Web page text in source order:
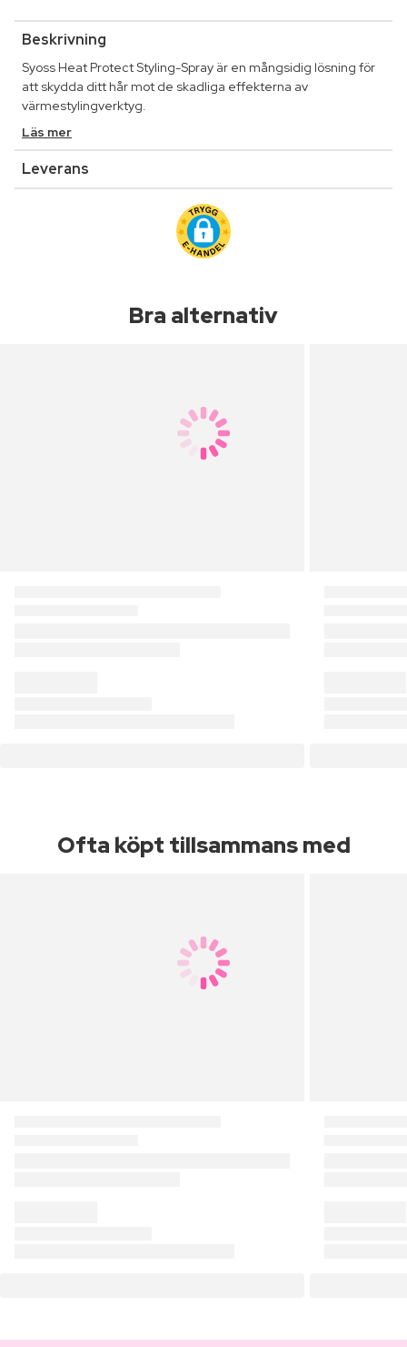
Beskrivning
Syoss Heat Protect Styling-Spray är en mångsidig lösning för
att skydda ditt hår mot de skadliga effekterna av
värmestylingverktyg.
Läs mer
Leverans
Bra alternativ
Ofta köpt tillsammans med